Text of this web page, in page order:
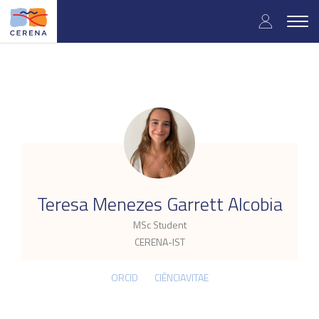
Skip
main
User
Teresa Menezes Garrett Alcobia
MSc Student
CERENA-IST
.
ORCID CIÊNCIAVITAE